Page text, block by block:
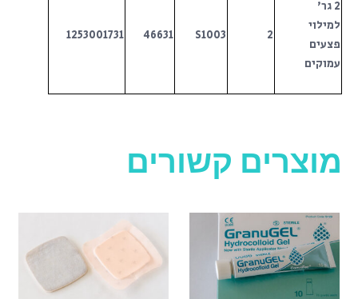
2 גר'
למילוי
פצעים
עמוקים
2
S1003
46631
1253001731
מוצרים קשורים